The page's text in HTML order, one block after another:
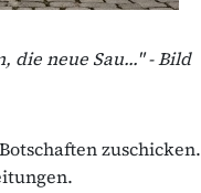
die neue Sau..." - Bild
zuschicken.